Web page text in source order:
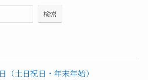
検索
（土日祝日・年末年始）